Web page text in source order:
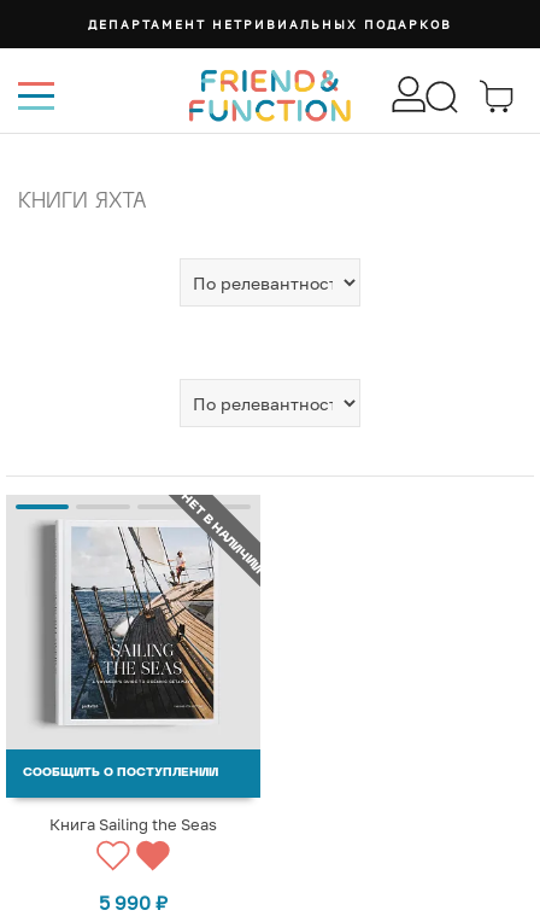
ДЕПАРТАМЕНТ НЕТРИВИАЛЬНЫХ ПОДАРКОВ
КНИГИ ЯХТА
НЕТ В НАЛИЧИИ
СООБЩИТЬ О ПОСТУПЛЕНИИ
Книга Sailing the Seas
5 990 ₽